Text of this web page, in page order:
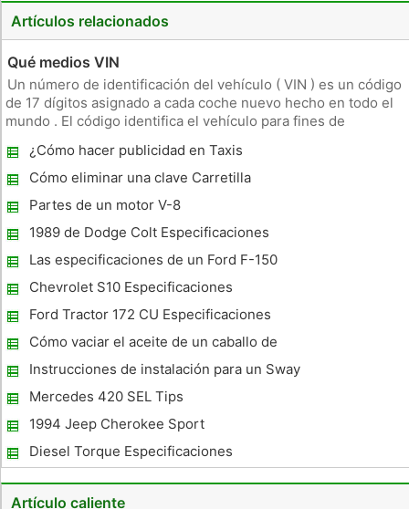
Artículos relacionados
Qué medios VIN
Un número de identificación del vehículo ( VIN ) es un código
de 17 dígitos asignado a cada coche nuevo hecho en todo el
mundo . El código identifica el vehículo para fines de
fabricante del automóvil, donde se hizo , el año del modelo y
la
¿Cómo hacer publicidad en Taxis
Cómo eliminar una clave Carretilla
Partes de un motor V-8
1989 de Dodge Colt Especificaciones
Las especificaciones de un Ford F-150
Patrimonio
Chevrolet S10 Especificaciones
Ford Tractor 172 CU Especificaciones
Cómo vaciar el aceite de un caballo de
rueda 8 velocidad de transmisión
Instrucciones de instalación para un Sway
Bar Remolque
Mercedes 420 SEL Tips
1994 Jeep Cherokee Sport
Especificaciones
Diesel Torque Especificaciones
Artículo caliente